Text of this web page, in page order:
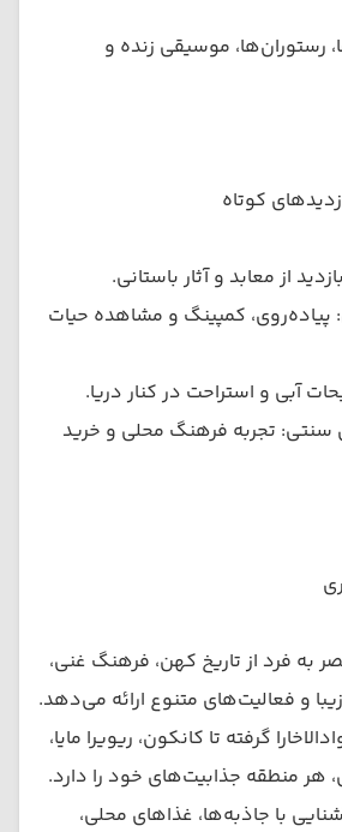
رستوران‌ها، موسیقی زنده و
کوتاه
از معابد و آثار باستانی.
پیاده‌روی، کمپینگ و مشاهده حیات
آبی و استراحت در کنار دریا.
سنتی: تجربه فرهنگ محلی و خرید
به فرد از تاریخ کهن، فرهنگ غنی،
و فعالیت‌های متنوع ارائه می‌دهد.
گرفته تا کانکون، ریویرا مایا،
هر منطقه جذابیت‌های خود را دارد.
با جاذبه‌ها، غذاهای محلی،